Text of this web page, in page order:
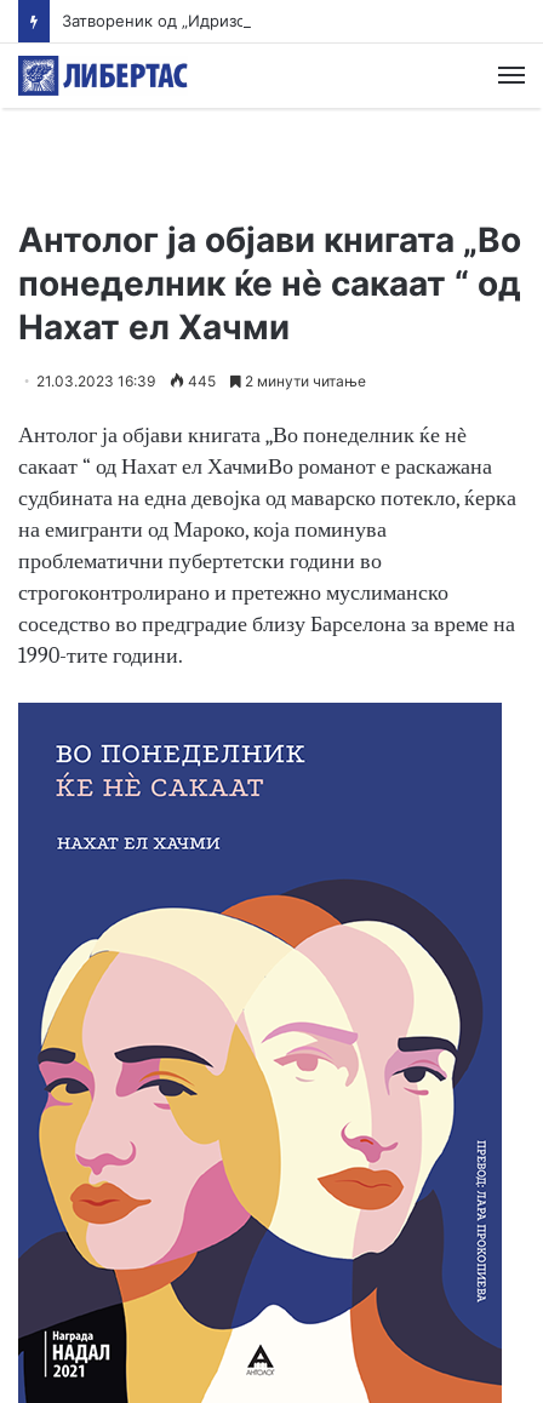
Антолог ја објави книгата „Во
понеделник ќе нѐ сакаат “ од
Нахат ел Хачми
21.03.2023 16:39 445 2 минути читање
Антолог ја објави книгата „Во понеделник ќе нѐ
сакаат “ од Нахат ел ХачмиВо романот е раскажана
судбината на една девојка од маварско потекло, ќерка
на емигранти од Мароко, која поминува
проблематични пубертетски години во
строгоконтролирано и претежно муслиманско
соседство во предградие близу Барселона за време на
1990-тите години.